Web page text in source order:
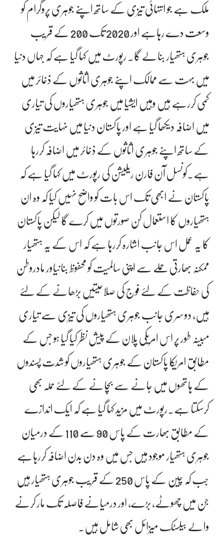
ملک ہے جو انتہائی تیزی کے ساتھ اپنے جوہری پروگرام کو
وسعت دے رہاہے اور 2020 تک 200 کے قریب
جوہری ہتھیار بنالے گا۔ رپورٹ میں کہا گیا ہے کہ جہاں دنیا
میں بہت سے ممالک اپنے جوہری اثاثوں کے ذخائر میں
کمی کررہے ہیں وہیں ایشیا میں جوہری ہتھیاروں کی تیاری
میں اضافہ دیکھا گیا ہے اور پاکستان دنیا میں نہایت تیزی
کے ساتھ اپنے جوہری اثاثوں کے ذخائر میں اضافہ کررہا
ہے۔کونسل آن فارن ریلیشن کی رپورٹ میں کہا گیا ہے کہ
پاکستان نے ابھی تک اس بات کو واضح نہیں کیا کہ وہ ان
ہتھیاروں کا استعمال کن صورتوں میں کرے گا لیکن پاکستان
کا یہ عمل اس جانب اشارہ کررہا ہے کہ اس کے یہ ہتھیار
ممکنہ بھارتی حملے سے اپنی سالمیت کو محفوظ بنانیاور مادروطن
کی حفاظت کے لئے فوج کی صلاحیتیں بڑھانے کے لئے
ہیں، دوسری جانب جوہری ہتھیاروں کی تیزی سے تیاری
مبینہ طور پر اس امریکی پلان کے پیش نظر کیا گیا ہو جس کے
مطابق امریکا پاکستان کے جوہری ہتھیاروں کو شدت پسندوں
کے ہاتھوں میں جانے سے بچانے کے لئے حملہ بھی
کرسکتا ہے۔رپورٹ میں مزید کہا گیا ہے کہ ایک اندازے
کے مطابق بھارت کے پاس 90 سے 110 کے درمیان
جوہری ہتھیار موجود ہیں جس میں وہ دن بدن اضافہ کررہاہے
جب کہ چین کے پاس 250 کے قریب جوہری ہتھیار ہیں
جن میں چھوٹے، بڑے، اور درمیانے فاصلہ تک مار کرنے
والے بیلسٹک میزائل بھی شامل ہیں۔